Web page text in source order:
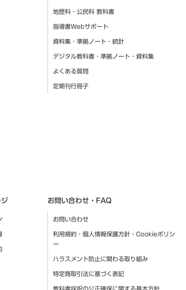
地歴科・公民科 教科書
指導書Webサポート
資料集・準拠ノート・統計
デジタル教科書・準拠ノート・資料集
よくある質問
定期刊行冊子
お問い合わせ・FAQ
お問い合わせ
利用規約・個人情報保護方針・Cookieポリシ
ー
ハラスメント防止に関わる取り組み
特定商取引法に基づく表記
教科書採択の公正確保に関する基本方針